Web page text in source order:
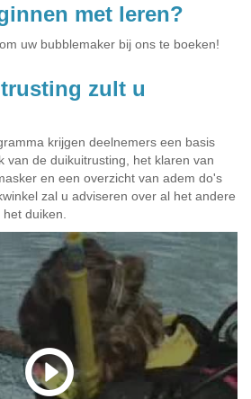
met leren?
uw bubblemaker bij ons te boeken!
zult u
krijgen deelnemers een basis
van de duikuitrusting, het klaren van
en een overzicht van adem do's
zal u adviseren over al het andere
duiken.